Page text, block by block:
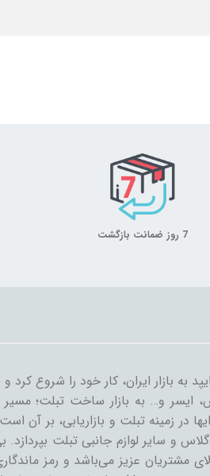
7 روز ضمانت بازگشت
اولین تبلت ایپد به بازار ایران، کار خود را شروع
و… به بازار ساخت تبلت؛ مسیر
در زمینه تبلت و بازاریابی، بر آن
و سایر لوازم جانبی تبلت
مشتریان عزیز می‌باشد و رمز